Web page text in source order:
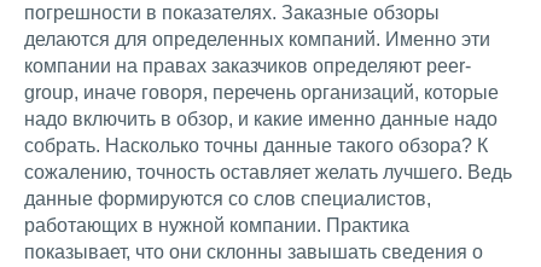
погрешности в показателях. Заказные обзоры
делаются для определенных компаний. Именно эти
компании на правах заказчиков определяют peer-
group, иначе говоря, перечень организаций, которые
надо включить в обзор, и какие именно данные надо
собрать. Насколько точны данные такого обзора? К
сожалению, точность оставляет желать лучшего. Ведь
данные формируются со слов специалистов,
работающих в нужной компании. Практика
показывает, что они склонны завышать сведения о